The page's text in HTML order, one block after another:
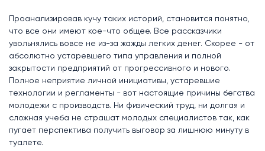
Проанализировав кучу таких историй, становится понятно,
что все они имеют кое-что общее. Все рассказчики
увольнялись вовсе не из-за жажды легких денег. Скорее - от
абсолютно устаревшего типа управления и полной
закрытости предприятий от прогрессивного и нового.
Полное неприятие личной инициативы, устаревшие
технологии и регламенты - вот настоящие причины бегства
молодежи с производств. Ни физический труд, ни долгая и
сложная учеба не страшат молодых специалистов так, как
пугает перспектива получить выговор за лишнюю минуту в
туалете.